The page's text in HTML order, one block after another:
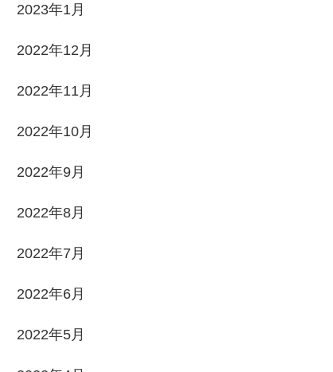
2023年1月
2022年12月
2022年11月
2022年10月
2022年9月
2022年8月
2022年7月
2022年6月
2022年5月